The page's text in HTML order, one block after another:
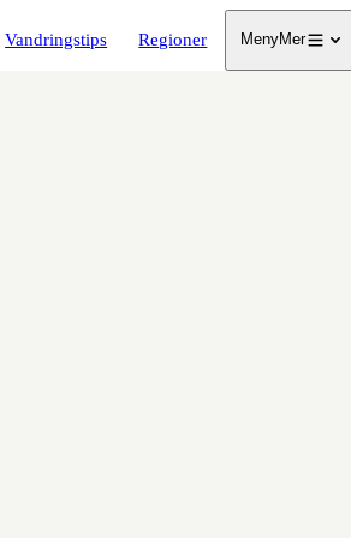
Vandringstips Regioner MenyMer